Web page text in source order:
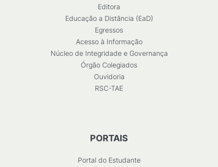
Editora
Educação a Distância (EaD)
Egressos
Acesso à Informação
Núcleo de Integridade e Governança
Órgão Colegiados
Ouvidoria
RSC-TAE
PORTAIS
Portal do Estudante